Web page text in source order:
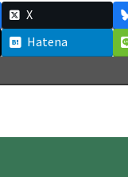
X
Hatena